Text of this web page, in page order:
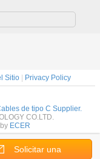
con 5.5 * 2.5MM
Solicitar una
Sitio| Privacy Policy
de tipo C Supplier.
CO.LTD.
ECER